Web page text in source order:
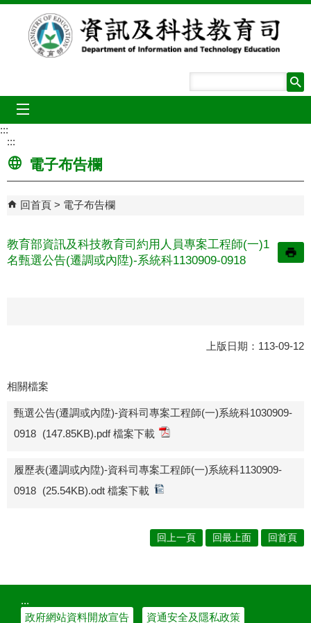
跳到主要內容區塊
:::
:::
電子布告欄
回首頁 電子布告欄
教育部資訊及科技教育司約用人員專案工程師(一)1
名甄選公告(遷調或內陞)-系統科1130909-0918
上版日期：113-09-12
相關檔案
甄選公告(遷調或內陞)-資科司專案工程師(一)系統科1030909-
0918 (147.85KB).pdf 檔案下載
履歷表(遷調或內陞)-資科司專案工程師(一)系統科1130909-
0918 (25.54KB).odt 檔案下載
回上一頁 回最上面 回首頁
:::
政府網站資料開放宣告
資通安全及隱私政策